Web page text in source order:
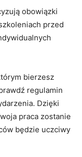
obowiązki
przed
bierzesz
regulamin
Dzięki
praca zostanie‌
‍będzie uczciwy